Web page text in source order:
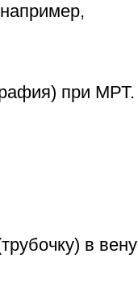
при МРТ.
в вену